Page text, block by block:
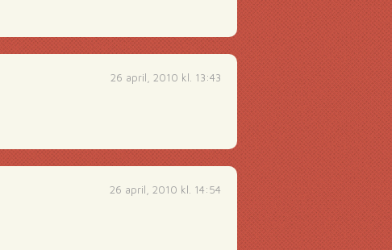
26 april, 2010 kl. 13:43
26 april, 2010 kl. 14:54